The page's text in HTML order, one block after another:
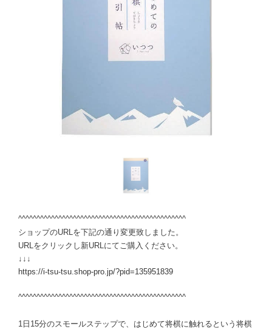
^^^^^^^^^^^^^^^^^^^^^^^^^^^^^^^^^^^^^^^^^^^^^^
ショップのURLを下記の通り変更致しました。
URLをクリックし新URLにてご購入ください。
↓↓↓
https://i-tsu-tsu.shop-pro.jp/?pid=135951839
^^^^^^^^^^^^^^^^^^^^^^^^^^^^^^^^^^^^^^^^^^^^^^
1日15分のスモールステップで、はじめて将棋に触れるという将棋